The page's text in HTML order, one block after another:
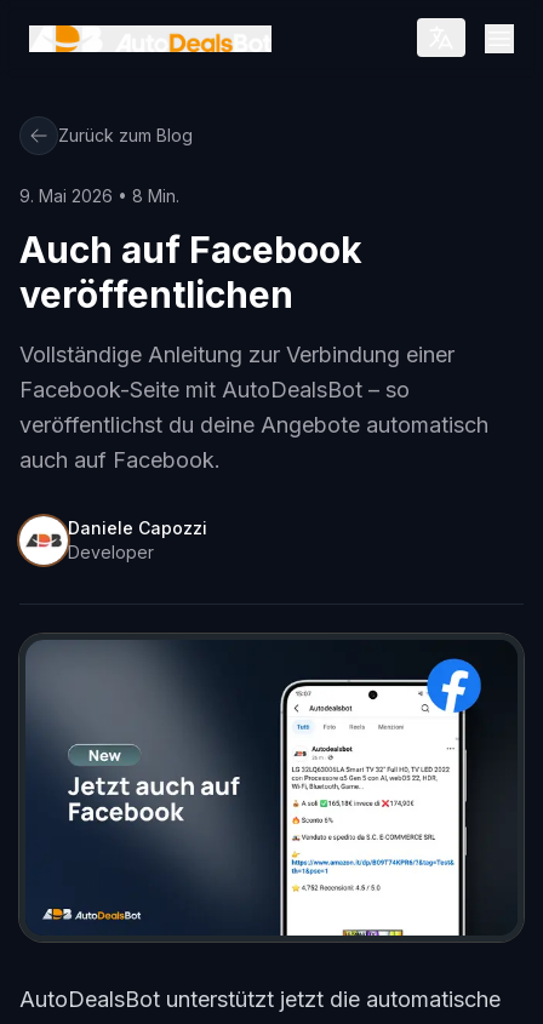
Zurück zum Blog
9. Mai 2026 • 8 Min.
Auch auf Facebook
veröffentlichen
Vollständige Anleitung zur Verbindung einer
Facebook-Seite mit AutoDealsBot – so
veröffentlichst du deine Angebote automatisch
auch auf Facebook.
Daniele Capozzi
Developer
AutoDealsBot unterstützt jetzt die automatische